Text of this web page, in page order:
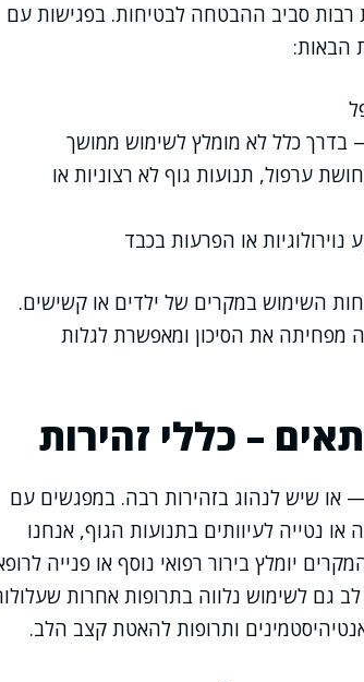
רבות סביב ההבטחה לבטיחות. בפגישות עם
הבאות:
בדרך כלל לא מומלץ לשימוש ממושך
ערפול, תנועות גוף לא רצוניות או
או הפרעות בכבד
השימוש במקרים של ילדים או קשישים.
מפחיתה את הסיכון ומאפשרת לגלות
– כללי זהירות
או שיש לנהוג בזהירות רבה. במפגשים עם
נטייה לעיוותים בתנועות הגוף, אנחנו
יומלץ בירור רפואי נוסף או פנייה
גם לשימוש נלווה בתרופות אחרות
ותרופות להאטת קצב הלב.